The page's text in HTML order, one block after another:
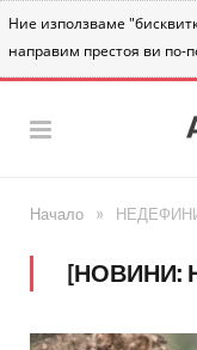
Ние използваме
направим престоя ви по-
Начало »
[НОВИНИ: